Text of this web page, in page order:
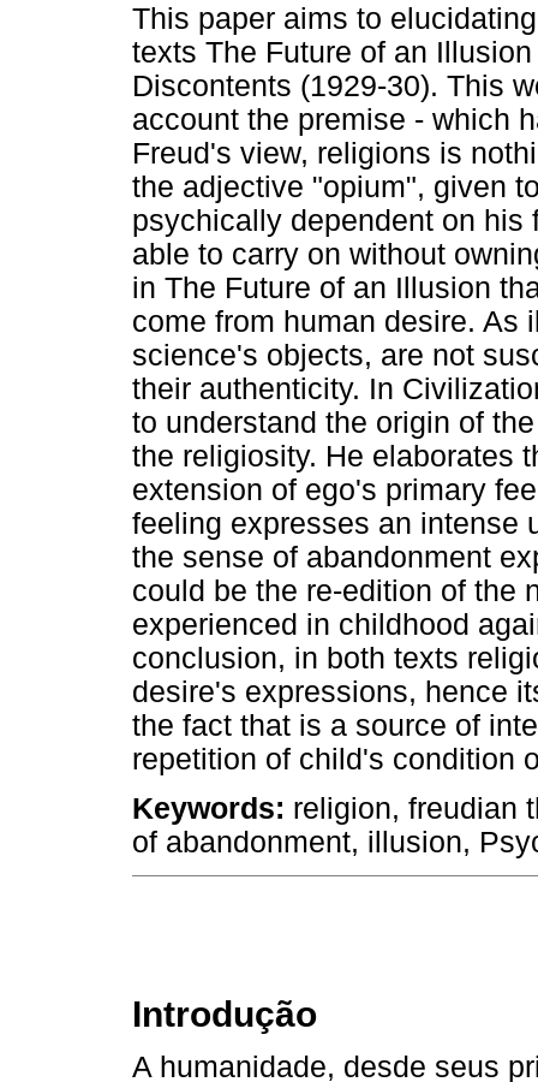
This paper aims to
texts The Future of an
Discontents (1929-30). This
account the premise - which
Freud's view, religions is
the adjective "opium", given
psychically dependent on
able to carry on without
in The Future of an Illusion
come from human desire. As
science's objects, are not
their authenticity. In
to understand the origin of
the religiosity. He elaborates
extension of ego's primary
feeling expresses an intense
the sense of abandonment
could be the re-edition of the
experienced in childhood
conclusion, in both texts
desire's expressions, hence
the fact that is a source of
repetition of child's condition
Keywords: religion, freudian
of abandonment, illusion,
Introdução
A humanidade, desde seus